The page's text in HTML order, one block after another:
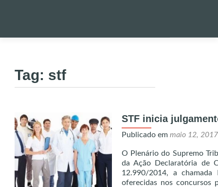
ONDE
ENVIO DE
Tag: stf
STF inicia
Publicado em maio 12, 2017
O Plenário do Supremo
da Ação Declaratória de
12.990/2014, a
oferecidas nos concursos